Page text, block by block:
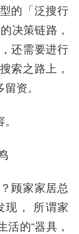
的「泛搜行
决策链路，
还需要进行
索之路上，
资。
顾家家居总
现， 所谓家
的“器具，